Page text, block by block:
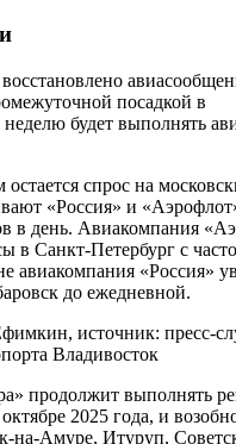
посадкой в
неделю будет выполнять
спрос на
«Россия» и
в день. Авиакомпания
в Санкт-Петербург с
авиакомпания «Россия»
до ежедневной.
источник: пресс-
Владивосток
продолжит выполнять
2025 года, и
на-Амуре, Итуруп,